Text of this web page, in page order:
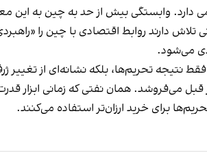
وابستگی بیش از حد به چین به این
تلاش دارند روابط اقتصادی با چین را
می‌شود.
نتیجه تحریم‌ها، بلکه نشانه‌ای از تغییر
قبل می‌فروشد. همان نفتی که زمانی ابزار
برای خرید ارزان‌تر استفاده می‌کنند.